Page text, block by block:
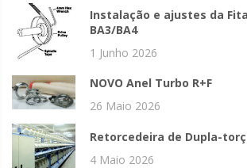
Instalação e ajustes da Fita
BA3/BA4
1 Junho 2026
NOVO Anel Turbo R+F
26 Maio 2026
Retorcedeira de Dupla-
4 Maio 2026